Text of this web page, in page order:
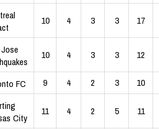
10 4 3 3 17
10 4 3 3 12
FC 9 4 2 3 10
City
11 4 2 5 11